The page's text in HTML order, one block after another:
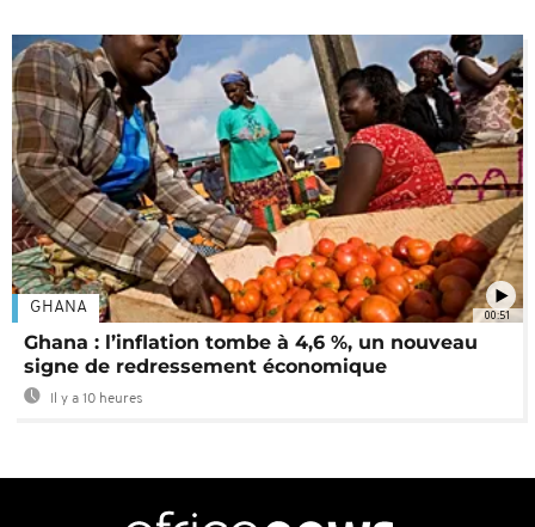
00:51
GHANA
Ghana : l’inflation tombe à 4,6 %, un nouveau
signe de redressement économique
Il y a 10 heures